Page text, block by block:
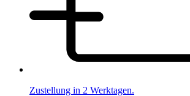
Zustellung in 2 Werktagen.